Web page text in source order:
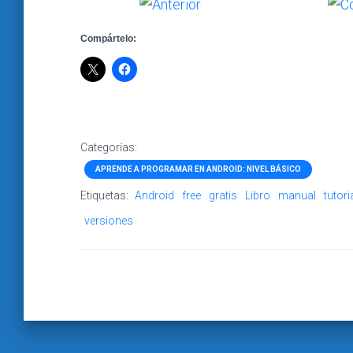
Compártelo:
Categorías:
APRENDE A PROGRAMAR EN ANDROID: NIVEL BÁSICO
Etiquetas: Android free gratis Libro manual
versiones